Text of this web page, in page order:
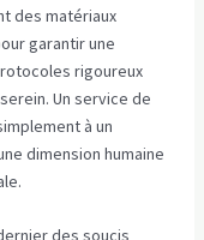
des matériaux
garantir une
rigoureux
Un service de
à un
dimension humaine
des soucis